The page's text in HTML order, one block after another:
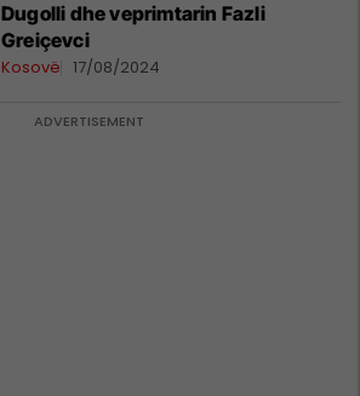
Dugolli dhe veprimtarin Fazli
Greiçevci
Kosovë 17/08/2024